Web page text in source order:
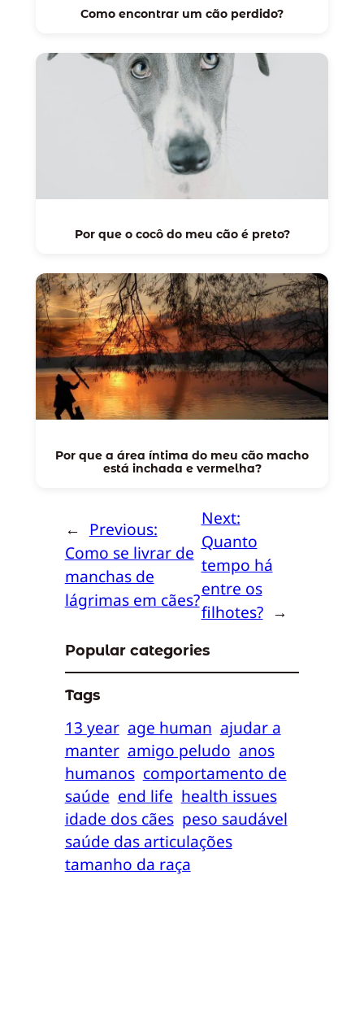
Como encontrar um cão perdido?
Por que o cocô do meu cão é preto?
Por que a área íntima do meu cão macho
está inchada e vermelha?
← Previous:
Como se livrar de
manchas de
lágrimas em cães?
Next:
Quanto
tempo há
entre os
filhotes? →
Popular categories
Tags
13 year age human ajudar a
manter amigo peludo anos
humanos comportamento de
saúde end life health issues
idade dos cães peso saudável
saúde das articulações
tamanho da raça